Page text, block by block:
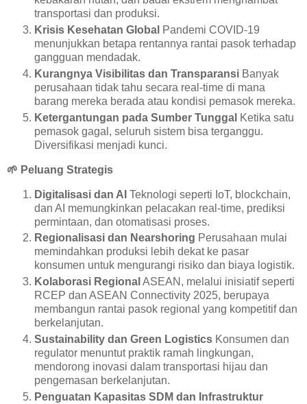
transportasi dan produksi.
Krisis Kesehatan Global Pandemi COVID-19
menunjukkan betapa rentannya rantai pasok terhadap
gangguan mendadak.
Kurangnya Visibilitas dan Transparansi Banyak
perusahaan tidak tahu secara real-time di mana
barang mereka berada atau kondisi pemasok mereka.
Ketergantungan pada Sumber Tunggal Ketika satu
pemasok gagal, seluruh sistem bisa terganggu.
Diversifikasi menjadi kunci.
🌱 Peluang Strategis
Digitalisasi dan AI Teknologi seperti IoT, blockchain,
dan AI memungkinkan pelacakan real-time, prediksi
permintaan, dan otomatisasi proses.
Regionalisasi dan Nearshoring Perusahaan mulai
memindahkan produksi lebih dekat ke pasar
konsumen untuk mengurangi risiko dan biaya logistik.
Kolaborasi Regional ASEAN, melalui inisiatif seperti
RCEP dan ASEAN Connectivity 2025, berupaya
membangun rantai pasok regional yang kompetitif dan
berkelanjutan.
Sustainability dan Green Logistics Konsumen dan
regulator menuntut praktik ramah lingkungan,
mendorong inovasi dalam transportasi hijau dan
pengemasan berkelanjutan.
Penguatan Kapasitas SDM dan Infrastruktur